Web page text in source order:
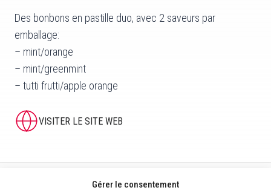
Gérer le consentement
Des bonbons en pastille duo, avec 2 saveurs par
emballage:
– mint/orange
– mint/greenmint
– tutti frutti/apple orange
VISITER LE SITE WEB